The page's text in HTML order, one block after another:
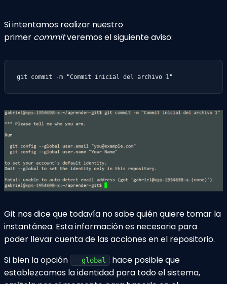
Si intentamos realizar nuestro
primer commitveremos el siguiente aviso:
git commit -m "Commit inicial del archivo 1"
Git nos dice que todavía no sabe quién quiere tomar la
instantánea. Esta información es necesaria para
poder llevar cuenta de las acciones en el repositorio.
Si bien la opción
--global
hace posible que
establezcamos la identidad para todo el sistema,